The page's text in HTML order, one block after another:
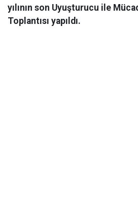
yılının son Uyuşturucu ile
Toplantısı yapıldı.